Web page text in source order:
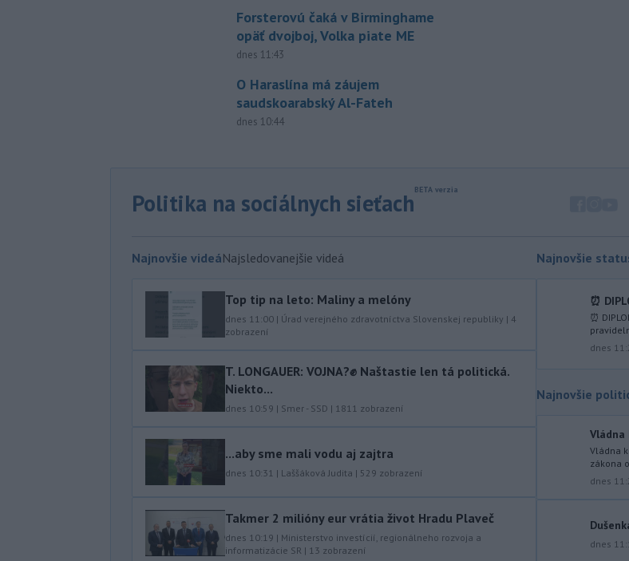
Forsterovú čaká v Birminghame
opäť dvojboj, Volka piate ME
dnes 11:43
O Haraslína má záujem
saudskoarabský Al-Fateh
dnes 10:44
bratislavskej diaľnice D2.
nákazy vírusovým
v Konžskej
(KDR) presiahol hranicu
pozorovať čiastočné
Slnka imaximum roja
podala v súvislosti s
obvodov
piatim uzneseniam
zastupiteľstiev
Predseda
Politika na sociálnych sieťach
Najnovšie videáNajsledovanejšie videá
Top tip na leto: Maliny a melóny
dnes 11:00 | Úrad verejného zdravotníctva Slovenskej republiky | 4
zobrazení
T. LONGAUER: VOJNA?✊ Naštastie len tá politická.
Niekto...
dnes 10:59 | Smer - SSD | 1811 zobrazení
...aby sme mali vodu aj zajtra
dnes 10:31 | Laššáková Judita | 529 zobrazení
Takmer 2 milióny eur vrátia život Hradu Plaveč
dnes 10:19 | Ministerstvo investícií, regionálneho rozvoja a
informatizácie SR | 13 zobrazení
Najnovšie
⏰
⏰
dnes
Najnovšie
Vládna
Vládna
zákona
dnes
dnes